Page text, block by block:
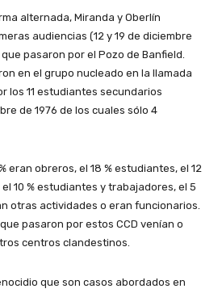
alternada, Miranda y Oberlín
audiencias (12 y 19 de diciembre
pasaron por el Pozo de Banfield.
en el grupo nucleado en la llamada
los 11 estudiantes secundarios
de 1976 de los cuales sólo 4
eran obreros, el 18 % estudiantes, el 12
10 % estudiantes y trabajadores, el 5
otras actividades o eran funcionarios.
pasaron por estos CCD venían o
centros clandestinos.
que son casos abordados en